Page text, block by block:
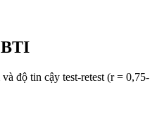
độ tin cậy test-retest (r = 0,75-